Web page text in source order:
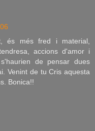
és més fred i material,
accions d'amor i
de pensar dues
Venint de tu Cris aquesta
Bonica!!